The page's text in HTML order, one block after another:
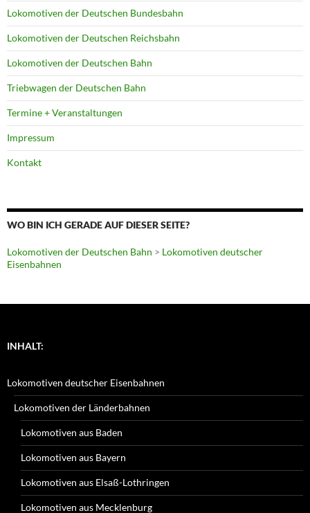
Lokomotiven der Deutschen Bundesbahn
Lokomotiven der Deutschen Reichsbahn
Lokomotiven der Deutschen Bahn
Triebwagen der Deutschen Bahn
Termine + Veranstaltungen
Impressum
Kontakt
WO BIN ICH GERADE AUF DIESER SEITE?
Lokomotiven der Deutschen Bahn > Lokomotiven deutscher
Eisenbahnen
INHALT:
Lokomotiven deutscher Eisenbahnen
Lokomotiven der Länderbahnen
Lokomotiven aus Baden
Lokomotiven aus Bayern
Lokomotiven aus Elsaß-Lothringen
Lokomotiven aus Mecklenburg